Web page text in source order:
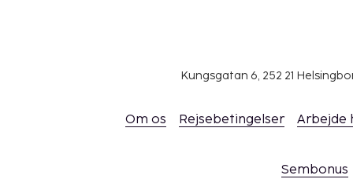
Kungsgatan 6, 252 21
Om os Rejsebetingelser Arbejde
Sembonus